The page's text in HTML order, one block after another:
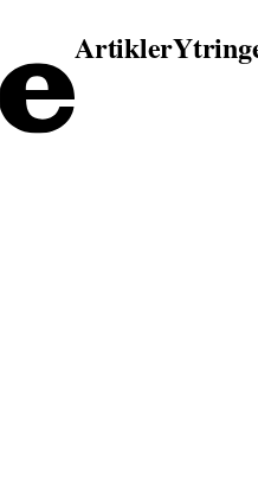
Artikler